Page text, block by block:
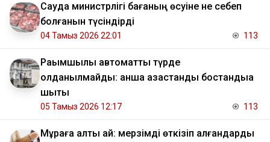
Сауда министрлігі бағаның өсуіне не себеп
болғанын түсіндірді
04 Тамыз 2026 22:01 113
Рақымшылық автоматты түрде
қолданылмайды: қанша қазақстандық бостандыққа
шықты
05 Тамыз 2026 12:17 113
Мұраға алты ай: мерзімді өткізіп алғандарды